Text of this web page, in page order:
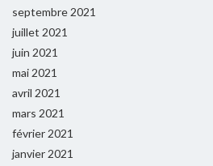
septembre 2021
juillet 2021
juin 2021
mai 2021
avril 2021
mars 2021
février 2021
janvier 2021